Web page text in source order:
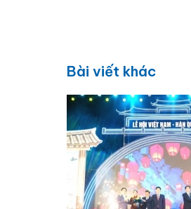
Bài viết khác